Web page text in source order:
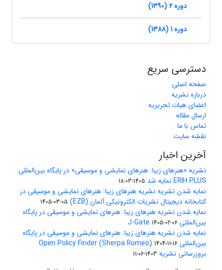
دوره 2 (1390)
دوره 1 (1388)
دسترسی سریع
صفحه اصلی
درباره نشریه
اعضای هیات تحریریه
ارسال مقاله
تماس با ما
نقشه سایت
آخرین اخبار
نشریه «هنرهای زیبا: هنرهای نمایشی و موسیقی» در پایگاه بین‌المللی
ERIH PLUS نمایه شد
1405-03-18
نمایه شدن نشریه نشریه هنرهای زیبا: هنرهای نمایشی و موسیقی در
کتابخانه دیجیتال نشریات الکترونیکی آلمان (EZB)
1405-03-05
نمایه شدن نشریه هنرهای زیبا: هنرهای نمایشی و موسیقی در پایگاه
بین‌المللی J-Gate 1405-02-06
نمایه شدن نشریه هنرهای زیبا: هنرهای نمایشی و موسیقی در پایگاه
بین‌المللی Open Policy Finder (Sherpa Romeo) 1404-11-16
بروزرسانی نشریه 1403-06-11